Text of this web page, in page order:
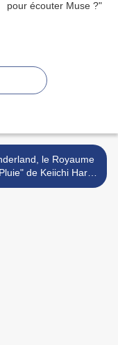
le Royaume
de Keiichi Hara :
le royaume sans vie >